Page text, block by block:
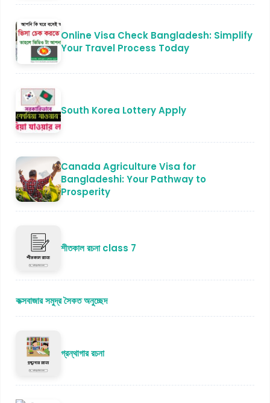
Online Visa Check Bangladesh: Simplify
Your Travel Process Today
South Korea Lottery Apply
Canada Agriculture Visa for
Bangladeshi: Your Pathway to
Prosperity
শীতকাল রচনা class 7
কক্সবাজার সমুদ্র সৈকত অনুচ্ছেদ
গ্রন্থাগার রচনা